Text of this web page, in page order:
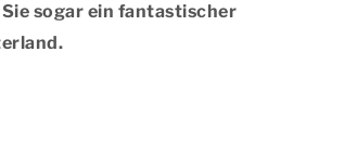
sogar ein fantastischer